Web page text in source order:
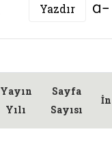
Yazdır
Yayın
Yılı
Sayfa
Sayısı